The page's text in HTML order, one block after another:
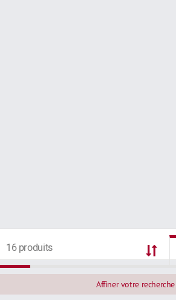
16 produits
Affiner votre recherche